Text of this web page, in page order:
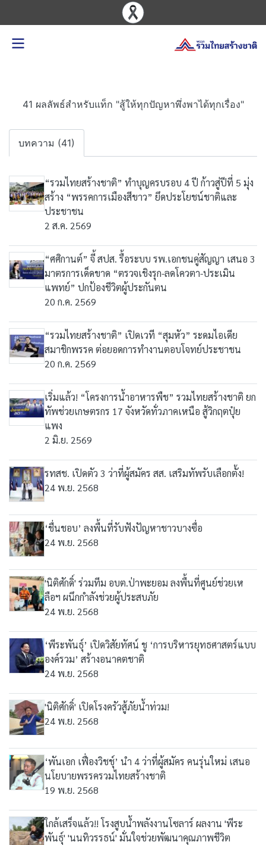
41 ผลลัพธ์สำหรับแท็ก "สู้ให้ทุกปัญหาพึ่งพาได้ทุกเรื่อง"
บทความ (41)
“รวมไทยสร้างชาติ” ทำบุญครบรอบ 4 ปี ก้าวสู่ปีที่ 5 มุ่ง
สร้าง “พรรคการเมืองสีขาว” ยึดประโยชน์ชาติและ
ประชาชน
2 ส.ค. 2569
“ศศิกานต์” จี้ สปส. รื้อระบบ รพ.เอกชนคู่สัญญา เสนอ 3
มาตรการเด็ดขาด “ตรวจเชิงรุก-ลดโควตา-ประเมิน
แพทย์” ปกป้องชีวิตผู้ประกันตน
20 ก.ค. 2569
“รวมไทยสร้างชาติ” เปิดเวที “สุมหัว” ระดมไอเดีย
สมาชิกพรรค ต่อยอดการทำงานตอบโจทย์ประชาชน
20 ก.ค. 2569
เริ่มแล้ว! “โครงการน้ำอาหารพืช” รวมไทยสร้างชาติ ยก
ทัพช่วยเกษตรกร 17 จังหวัดทั่วภาคเหนือ สู้วิกฤตปุ๋ย
แพง
2 มิ.ย. 2569
รทสช. เปิดตัว 3 ว่าที่ผู้สมัคร สส. เสริมทัพรับเลือกตั้ง!
24 พ.ย. 2568
‘ชื่นชอบ’ ลงพื้นที่รับฟังปัญหาชาวบางซื่อ
24 พ.ย. 2568
'นิติศักดิ์' ร่วมทีม อบต.ป่าพะยอม ลงพื้นที่ศูนย์ช่วยเห
ลือฯ ผนึกกำลังช่วยผู้ประสบภัย
24 พ.ย. 2568
‘พีระพันธุ์’ เปิดวิสัยทัศน์ ชู ‘การบริหารยุทธศาสตร์แบบ
องค์รวม’ สร้างอนาคตชาติ
24 พ.ย. 2568
'นิติศักดิ์' เปิดโรงครัวสู้ภัยน้ำท่วม!
24 พ.ย. 2568
‘พันเอก เฟื่องวิชชุ์’ นำ 4 ว่าที่ผู้สมัคร คนรุ่นใหม่ เสนอ
นโยบายพรรครวมไทยสร้างชาติ
19 พ.ย. 2568
ใกล้เสร็จแล้ว!! โรงสูบน้ำพลังงานโซลาร์ ผลงาน 'พีระ
พันธุ์' 'นนทิวรรธน์' มั่นใจช่วยพัฒนาคุณภาพชีวิต